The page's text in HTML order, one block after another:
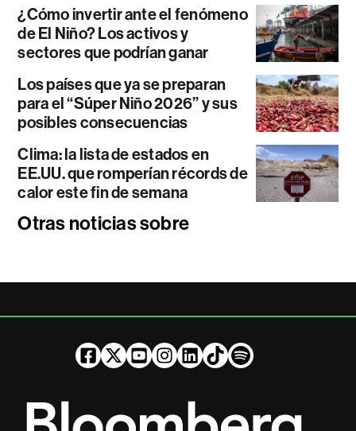
¿Cómo invertir ante el fenómeno
de El Niño? Los activos y
sectores que podrían ganar
Los países que ya se preparan
para el “Súper Niño 2026” y sus
posibles consecuencias
Clima: la lista de estados en
EE.UU. que romperían récords de
calor este fin de semana
Otras noticias sobre